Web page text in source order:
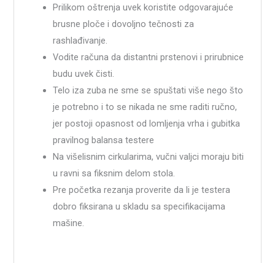
Prilikom oštrenja uvek koristite odgovarajuće
brusne ploče i dovoljno tečnosti za
rashlađivanje.
Vodite računa da distantni prstenovi i prirubnice
budu uvek čisti.
Telo iza zuba ne sme se spuštati više nego što
je potrebno i to se nikada ne sme raditi ručno,
jer postoji opasnost od lomljenja vrha i gubitka
pravilnog balansa testere
Na višelisnim cirkularima, vučni valjci moraju biti
u ravni sa fiksnim delom stola.
Pre početka rezanja proverite da li je testera
dobro fiksirana u skladu sa specifikacijama
mašine.